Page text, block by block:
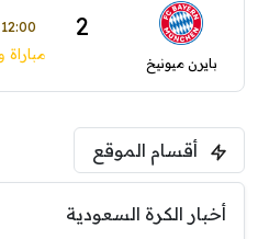
بايرن ميونيخ
2 12:00 م
مباراة
أقسام الموقع
أخبار الكرة السعودية